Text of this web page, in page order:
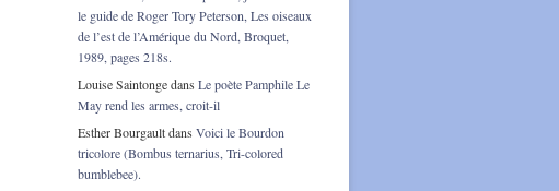
le guide de Roger Tory Peterson, Les oiseaux
de l’est de l’Amérique du Nord, Broquet,
1989, pages 218s.
Louise Saintongedans Le poète Pamphile Le
May rend les armes, croit-il
Esther Bourgaultdans Voici le Bourdon
tricolore (Bombus ternarius, Tri-colored
bumblebee).